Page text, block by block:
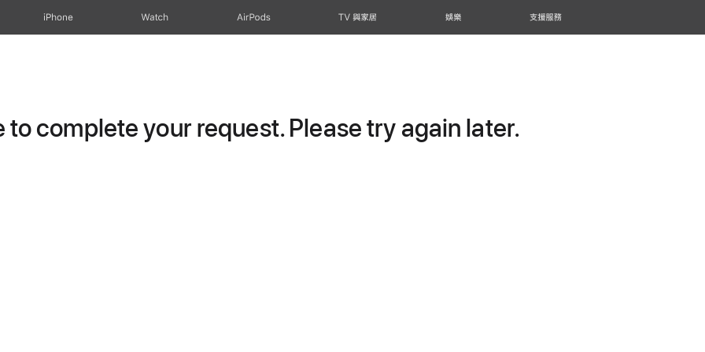
iPhone Watch AirPods TV 與家居 娛樂 支援服務
to complete your request. Please try again later.